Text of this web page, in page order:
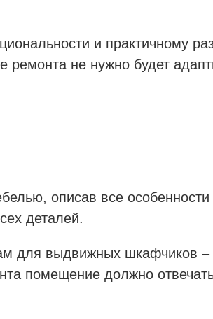
и практичному
не нужно будет
описав все
деталей.
для выдвижных шкафчиков –
помещение должно